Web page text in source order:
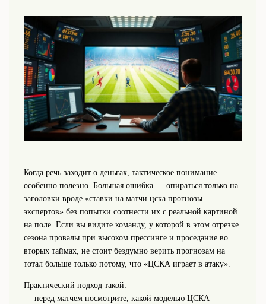
Когда речь заходит о деньгах, тактическое понимание
особенно полезно. Большая ошибка — опираться только на
заголовки вроде «ставки на матчи цска прогнозы
экспертов» без попытки соотнести их с реальной картиной
на поле. Если вы видите команду, у которой в этом отрезке
сезона провалы при высоком прессинге и проседание во
вторых таймах, не стоит бездумно верить прогнозам на
тотал больше только потому, что «ЦСКА играет в атаку».
Практический подход такой:
— перед матчем посмотрите, какой моделью ЦСКА